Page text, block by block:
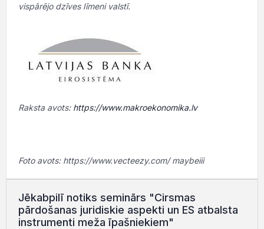
vispārējo dzīves līmeni valstī.
Raksta avots: https://www.makroekonomika.lv
Foto avots: https://www.vecteezy.com/ maybeiii
Jēkabpilī notiks seminārs "Cirsmas
pārdošanas juridiskie aspekti un ES atbalsta
instrumenti meža īpašniekiem"